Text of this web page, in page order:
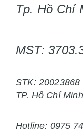
Tp. Hồ Chí
MST:
STK:
TP. Hồ Chí
Hotline: 0975